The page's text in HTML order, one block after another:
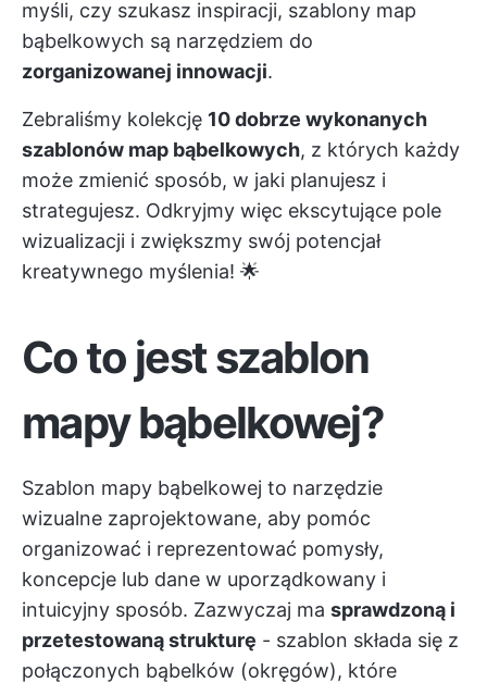
myśli, czy szukasz inspiracji, szablony map
bąbelkowych są narzędziem do
zorganizowanej innowacji.
Zebraliśmy kolekcję 10 dobrze wykonanych
szablonów map bąbelkowych, z których każdy
może zmienić sposób, w jaki planujesz i
strategujesz. Odkryjmy więc ekscytujące pole
wizualizacji i zwiększmy swój potencjał
kreatywnego myślenia! 🌟
Co to jest szablon
mapy bąbelkowej?
Szablon mapy bąbelkowej to narzędzie
wizualne zaprojektowane, aby pomóc
organizować i reprezentować pomysły,
koncepcje lub dane w uporządkowany i
intuicyjny sposób. Zazwyczaj ma sprawdzoną i
przetestowaną strukturę - szablon składa się z
połączonych bąbelków (okręgów), które